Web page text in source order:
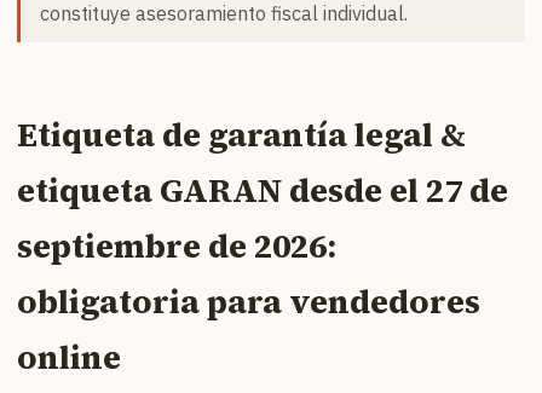
constituye asesoramiento fiscal individual.
Etiqueta de garantía legal &
etiqueta GARAN desde el 27 de
septiembre de 2026:
obligatoria para vendedores
online